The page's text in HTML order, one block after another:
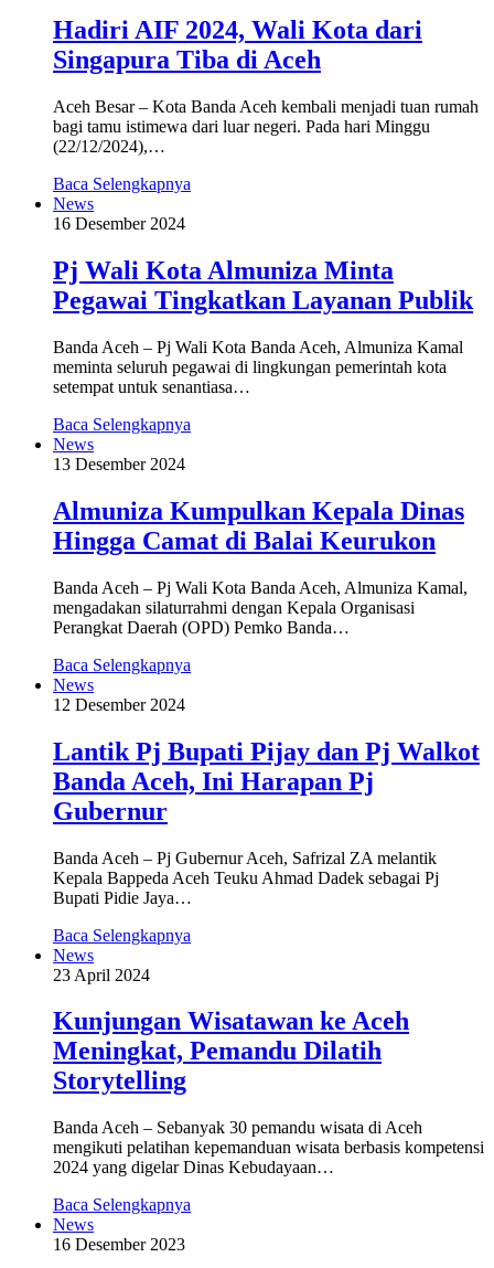
Hadiri AIF 2024, Wali Kota dari
Singapura Tiba di Aceh
Aceh Besar – Kota Banda Aceh kembali menjadi tuan rumah
bagi tamu istimewa dari luar negeri. Pada hari Minggu
(22/12/2024),…
Baca Selengkapnya
News
16 Desember 2024
Pj Wali Kota Almuniza Minta
Pegawai Tingkatkan Layanan Publik
Banda Aceh – Pj Wali Kota Banda Aceh, Almuniza Kamal
meminta seluruh pegawai di lingkungan pemerintah kota
setempat untuk senantiasa…
Baca Selengkapnya
News
13 Desember 2024
Almuniza Kumpulkan Kepala Dinas
Hingga Camat di Balai Keurukon
Banda Aceh – Pj Wali Kota Banda Aceh, Almuniza Kamal,
mengadakan silaturrahmi dengan Kepala Organisasi
Perangkat Daerah (OPD) Pemko Banda…
Baca Selengkapnya
News
12 Desember 2024
Lantik Pj Bupati Pijay dan Pj Walkot
Banda Aceh, Ini Harapan Pj
Gubernur
Banda Aceh – Pj Gubernur Aceh, Safrizal ZA melantik
Kepala Bappeda Aceh Teuku Ahmad Dadek sebagai Pj
Bupati Pidie Jaya…
Baca Selengkapnya
News
23 April 2024
Kunjungan Wisatawan ke Aceh
Meningkat, Pemandu Dilatih
Storytelling
Banda Aceh – Sebanyak 30 pemandu wisata di Aceh
mengikuti pelatihan kepemanduan wisata berbasis kompetensi
2024 yang digelar Dinas Kebudayaan…
Baca Selengkapnya
News
16 Desember 2023